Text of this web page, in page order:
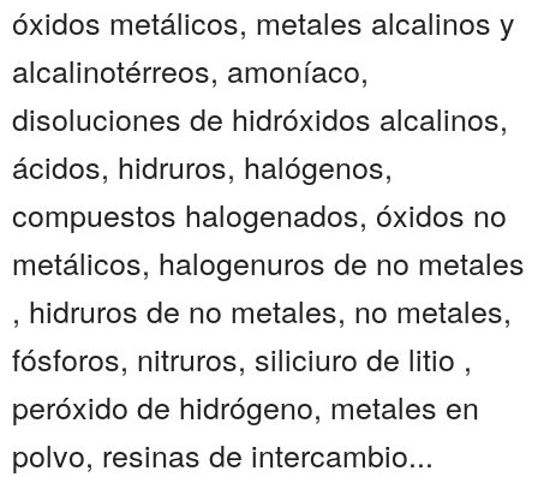
óxidos metálicos, metales alcalinos y
alcalinotérreos, amoníaco,
disoluciones de hidróxidos alcalinos,
ácidos, hidruros, halógenos,
compuestos halogenados, óxidos no
metálicos, halogenuros de no metales
, hidruros de no metales, no metales,
fósforos, nitruros, siliciuro de litio ,
peróxido de hidrógeno, metales en
polvo, resinas de intercambio...